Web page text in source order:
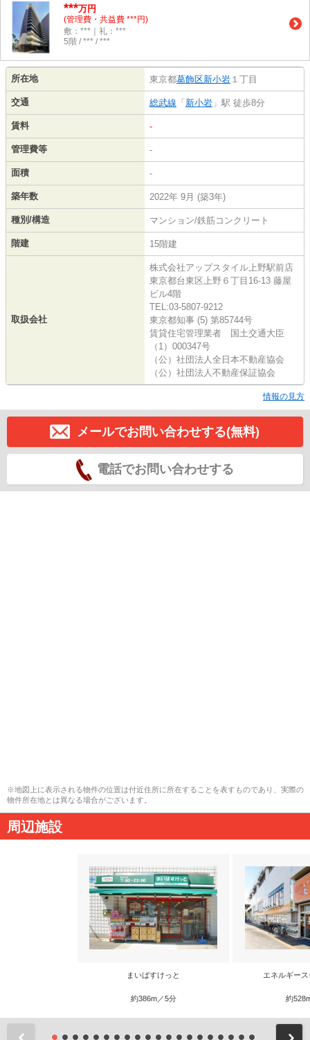
***万円
(管理費・共益費 ***円)
敷：***｜礼：***
5階 / *** / ***
所在地 東京都葛飾区新小岩 １丁目
交通 総武線 「 新小岩 」駅 徒歩8分
賃料 -
管理費等 -
面積 -
築年数 2022年 9月 (築3年)
種別/構造 マンション/鉄筋コンクリート
階建 15階建
取扱会社
株式会社アップスタイル上野駅前店
東京都台東区上野６丁目16-13 藤屋
ビル4階
TEL:03-5807-9212
東京都知事 (5) 第85744号
賃貸住宅管理業者 国土交通大臣
（1）000347号
（公）社団法人全日本不動産協会
（公）社団法人不動産保証協会
情報の見方
メールでお問い合わせする(無料)
電話でお問い合わせする
※地図上に表示される物件の位置は付近住所に所在することを表すものであり、実際の
物件所在地とは異なる場合がございます。
周辺施設
まいばすけっと
約386m／5分
エネルギー
約